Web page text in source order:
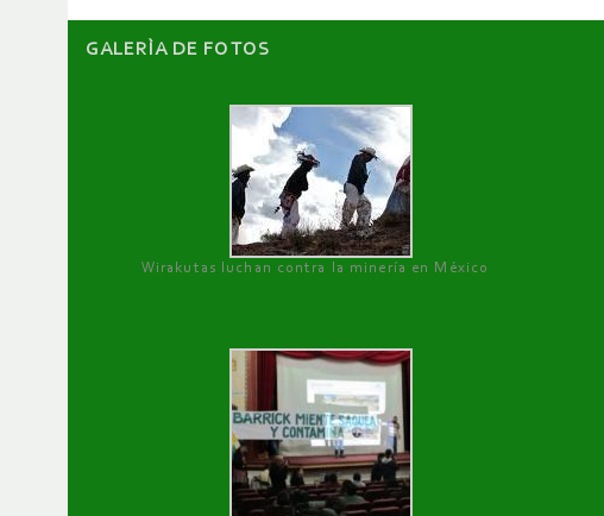
GALERÌA DE FOTOS
Wirakutas luchan contra la minería en México